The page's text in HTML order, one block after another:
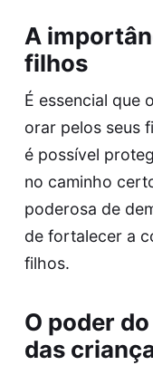
A
filhos
É essencial que
orar pelos seus
é possível
no caminho
poderosa de
de fortalecer a
filhos.
O poder
das